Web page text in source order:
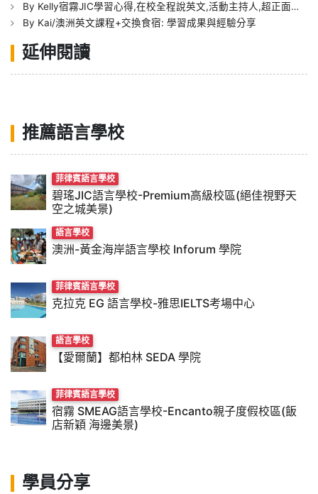
By Kelly宿霧JIC學習心得,在校全程說英文,活動主持人,超正面能量.
By Kai/澳洲英文課程+交換食宿: 學習成果與經驗分享
延伸閱讀
推薦語言學校
菲律賓語言學校
碧瑤JIC語言學校-Premium高級校區(絕佳視野天
空之城美景)
語言學校
澳洲-黃金海岸語言學校 Inforum 學院
菲律賓語言學校
克拉克 EG 語言學校-雅思IELTS考場中心
語言學校
【愛爾蘭】都柏林 SEDA 學院
菲律賓語言學校
宿霧 SMEAG語言學校-Encanto親子度假校區(飯
店新穎 海邊美景)
學員分享